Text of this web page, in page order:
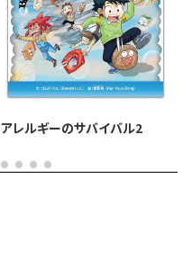
アレルギーのサバイバル2